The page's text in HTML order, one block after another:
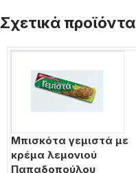
Σχετικά προϊόντα
Μπισκότα γεμιστά με
κρέμα λεμονιού
Παπαδοπούλου